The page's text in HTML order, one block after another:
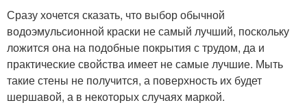
Сразу хочется сказать, что выбор обычной
водоэмульсионной краски не самый лучший, поскольку
ложится она на подобные покрытия с трудом, да и
практические свойства имеет не самые лучшие. Мыть
такие стены не получится, а поверхность их будет
шершавой, а в некоторых случаях маркой.